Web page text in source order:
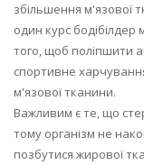
збільшення м'язової
один курс бодібілдер
того, щоб поліпшити
спортивне
м'язової тканини.
Важливим є те, що
тому організм не
позбутися жирової